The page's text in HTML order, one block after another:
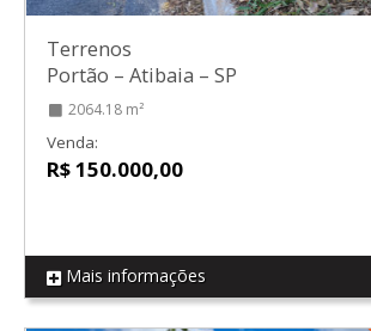
REF T05
Terrenos
Portão – Atibaia – SP
2064.18 m²
Venda:
R$ 150.000,00
Mais informações